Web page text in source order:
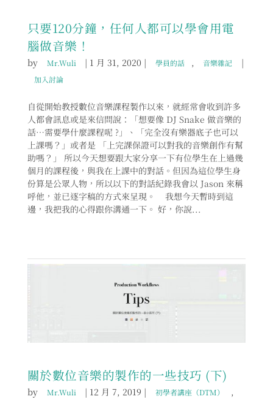
只要120分鐘，任何人都可以學會用電
腦做音樂！
by Mr.Wuli | 1 月 31, 2020 | 學員的話 , 音樂雜記 |
加入討論
自從開始教授數位音樂課程製作以來，就經常會收到許多
人都會訊息或是來信問說：「想要像 DJ Snake 做音樂的
話…需要學什麼課程呢 ?」、「完全沒有樂器底子也可以
上課嗎？」或者是 「上完課保證可以對我的音樂創作有幫
助嗎？」 所以今天想要跟大家分享一下有位學生在上過幾
個月的課程後，與我在上課中的對話。但因為這位學生身
份算是公眾人物，所以以下的對話紀錄我會以 Jason 來稱
呼他，並已逐字稿的方式來呈現。 我想今天暫時到這
邊，我把我的心得跟你溝通一下。 好，你說...
關於數位音樂的製作的一些技巧 (下)
by Mr.Wuli | 12 月 7, 2019 | 初學者講座（DTM） ,